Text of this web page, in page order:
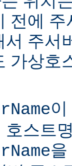
전에
서 주서
가상호
호스트